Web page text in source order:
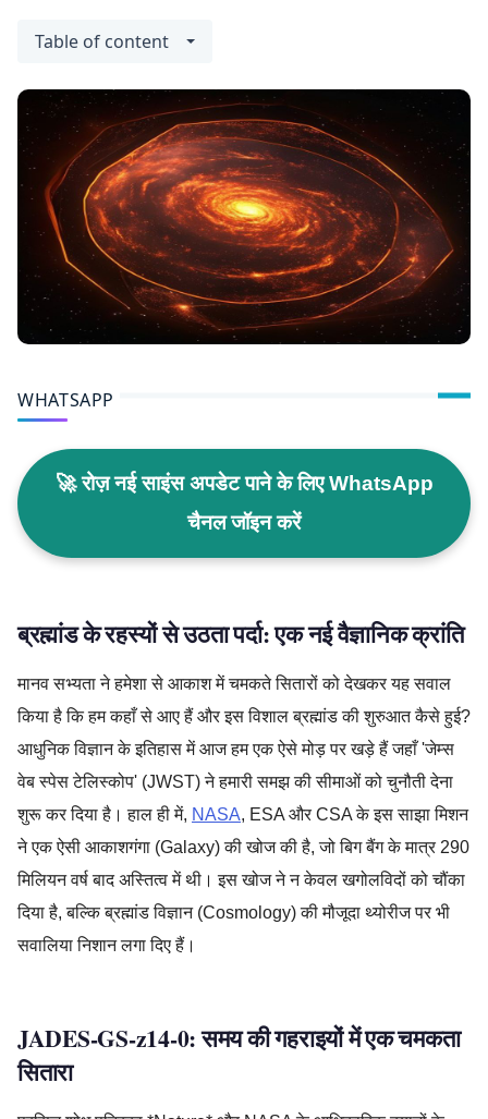
Table of content
WHATSAPP
🚀 रोज़ नई साइंस अपडेट पाने के लिए WhatsApp
चैनल जॉइन करें
ब्रह्मांड के रहस्यों से उठता पर्दा: एक नई वैज्ञानिक क्रांति
मानव सभ्यता ने हमेशा से आकाश में चमकते सितारों को देखकर यह सवाल
किया है कि हम कहाँ से आए हैं और इस विशाल ब्रह्मांड की शुरुआत कैसे हुई?
आधुनिक विज्ञान के इतिहास में आज हम एक ऐसे मोड़ पर खड़े हैं जहाँ 'जेम्स
वेब स्पेस टेलिस्कोप' (JWST) ने हमारी समझ की सीमाओं को चुनौती देना
शुरू कर दिया है। हाल ही में, NASA, ESA और CSA के इस साझा मिशन
ने एक ऐसी आकाशगंगा (Galaxy) की खोज की है, जो बिग बैंग के मात्र 290
मिलियन वर्ष बाद अस्तित्व में थी। इस खोज ने न केवल खगोलविदों को चौंका
दिया है, बल्कि ब्रह्मांड विज्ञान (Cosmology) की मौजूदा थ्योरीज पर भी
सवालिया निशान लगा दिए हैं।
JADES-GS-z14-0: समय की गहराइयों में एक चमकता
सितारा